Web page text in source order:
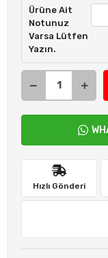
Ürüne Ait
Notunuz
Varsa Lütfen
Yazın.
Hızlı Gönderi